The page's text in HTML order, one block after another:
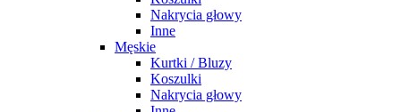
Nakrycia głowy
Inne
Męskie
Kurtki / Bluzy
Koszulki
Nakrycia głowy